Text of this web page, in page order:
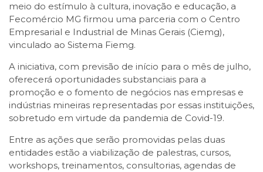
meio do estímulo à cultura, inovação e educação, a
Fecomércio MG firmou uma parceria com o Centro
Empresarial e Industrial de Minas Gerais (Ciemg),
vinculado ao Sistema Fiemg.
A iniciativa, com previsão de início para o mês de julho,
oferecerá oportunidades substanciais para a
promoção e o fomento de negócios nas empresas e
indústrias mineiras representadas por essas instituições,
sobretudo em virtude da pandemia de Covid-19.
Entre as ações que serão promovidas pelas duas
entidades estão a viabilização de palestras, cursos,
workshops, treinamentos, consultorias, agendas de